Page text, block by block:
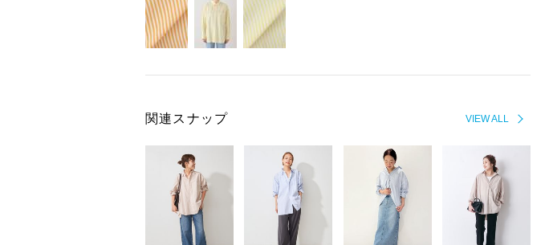
VIEW ALL
関連スナップ